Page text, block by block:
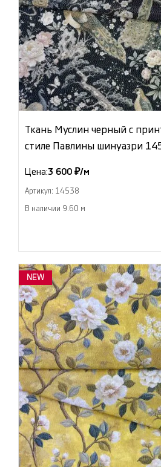
Ткань Муслин черный с
стиле Павлины шинуазри
Цена:3 600 ₽/м
Артикул: 14538
В наличии 9.60 м
NEW